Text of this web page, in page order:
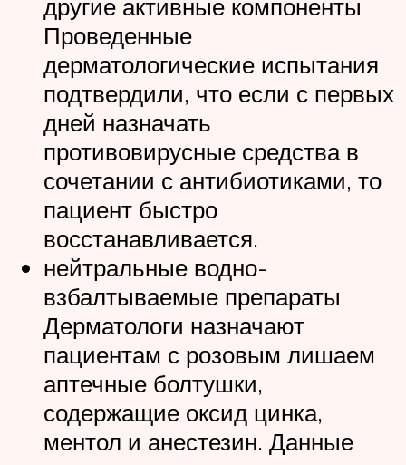
другие активные компоненты
Проведенные
дерматологические испытания
подтвердили, что если с первых
дней назначать
противовирусные средства в
сочетании с антибиотиками, то
пациент быстро
восстанавливается.
нейтральные водно-
взбалтываемые препараты
Дерматологи назначают
пациентам с розовым лишаем
аптечные болтушки,
содержащие оксид цинка,
ментол и анестезин. Данные